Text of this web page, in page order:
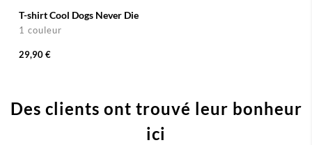
T-shirt Cool Dogs Never Die
1 couleur
29,90 €
Des clients ont trouvé leur bonheur
ici